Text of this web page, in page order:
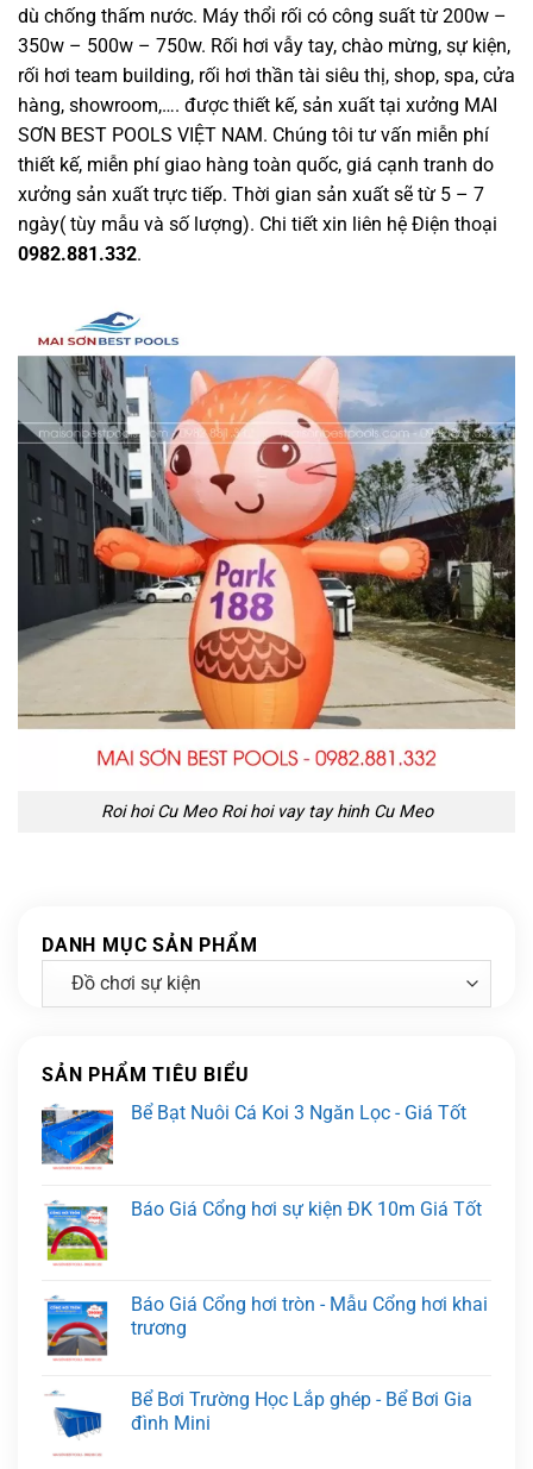
dù chống thấm nước. Máy thổi rối có công suất từ 200w –
350w – 500w – 750w. Rối hơi vẫy tay, chào mừng, sự kiện,
rối hơi team building, rối hơi thần tài siêu thị, shop, spa, cửa
hàng, showroom,…. được thiết kế, sản xuất tại xưởng MAI
SƠN BEST POOLS VIỆT NAM. Chúng tôi tư vấn miễn phí
thiết kế, miễn phí giao hàng toàn quốc, giá cạnh tranh do
xưởng sản xuất trực tiếp. Thời gian sản xuất sẽ từ 5 – 7
ngày( tùy mẫu và số lượng). Chi tiết xin liên hệ Điện thoại
0982.881.332.
Roi hoi Cu Meo Roi hoi vay tay hinh Cu Meo
DANH MỤC SẢN PHẨM
SẢN PHẨM TIÊU BIỂU
Bể Bạt Nuôi Cá Koi 3 Ngăn Lọc - Giá Tốt
Báo Giá Cổng hơi sự kiện ĐK 10m Giá Tốt
Báo Giá Cổng hơi tròn - Mẫu Cổng hơi khai
trương
Bể Bơi Trường Học Lắp ghép - Bể Bơi Gia
đình Mini